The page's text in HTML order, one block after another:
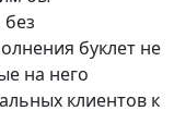
буклет не
на него
клиентов к